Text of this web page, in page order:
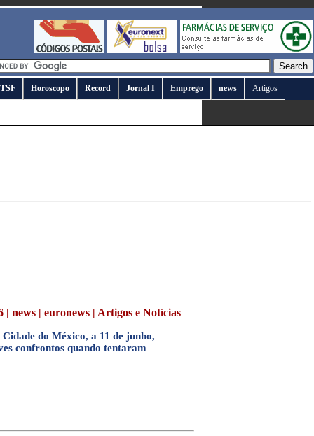
TSF Horoscopo Record Jornal I Emprego news Artigos
news | euronews | Artigos e Notícias
do México, a 11 de junho,
confrontos quando tentaram